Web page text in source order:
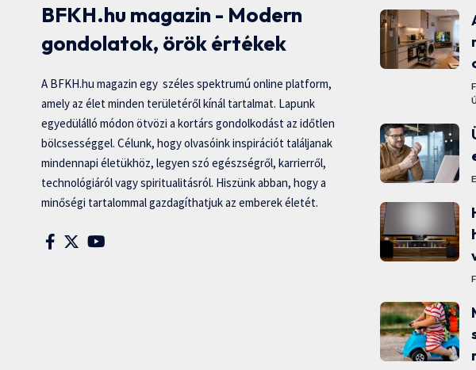
BFKH.hu magazin - Modern
gondolatok, örök értékek
A BFKH.hu magazin egy széles spektrumú online platform,
amely az élet minden területéről kínál tartalmat. Lapunk
egyedülálló módon ötvözi a kortárs gondolkodást az időtlen
bölcsességgel. Célunk, hogy olvasóink inspirációt találjanak
mindennapi életükhöz, legyen szó egészségről, karrierről,
technológiáról vagy spiritualitásról. Hiszünk abban, hogy a
minőségi tartalommal gazdagíthatjuk az emberek életét.